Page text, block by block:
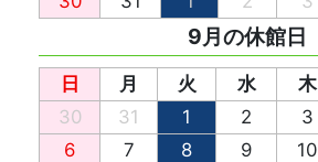
9月
日 月 火 水 木
30
31 1 2 3
6
7 8 9 10